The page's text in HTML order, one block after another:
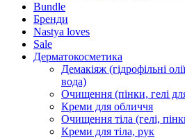
Bundle
Бренди
Nastya loves
Sale
Дерматокосметика
Демакіяж (гідрофільні
вода)
Очищення (пінки, гелі
Креми для обличчя
Очищення тіла (гелі,
Креми для тіла, рук